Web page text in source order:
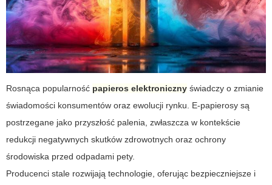
Rosnąca popularność papieros elektroniczny świadczy o zmianie
świadomości konsumentów oraz ewolucji rynku. E-papierosy są
postrzegane jako przyszłość palenia, zwłaszcza w kontekście
redukcji negatywnych skutków zdrowotnych oraz ochrony
środowiska przed odpadami pety.
Producenci stale rozwijają technologie, oferując bezpieczniejsze i